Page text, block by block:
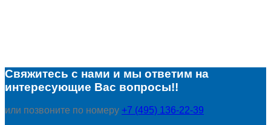
Свяжитесь с нами и мы ответим на
интересующие Вас вопросы!!
или позвоните по номеру +7 (495) 136-22-39